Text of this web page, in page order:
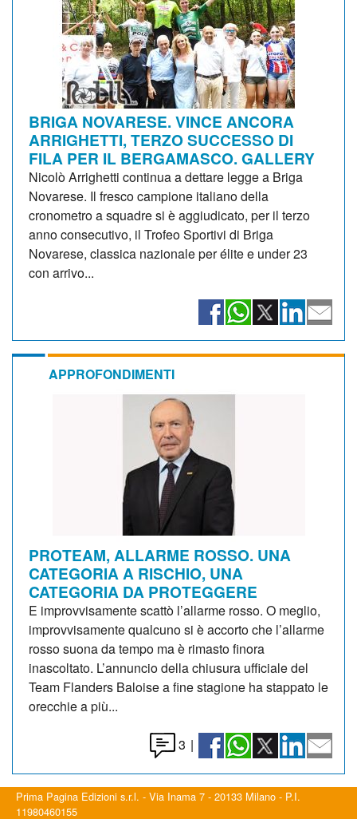
BRIGA NOVARESE. VINCE ANCORA
ARRIGHETTI, TERZO SUCCESSO DI
FILA PER IL BERGAMASCO. GALLERY
Nicolò Arrighetti continua a dettare legge a Briga
Novarese. Il fresco campione italiano della
cronometro a squadre si è aggiudicato, per il terzo
anno consecutivo, il Trofeo Sportivi di Briga
Novarese, classica nazionale per élite e under 23
con arrivo...
APPROFONDIMENTI
PROTEAM, ALLARME ROSSO. UNA
CATEGORIA A RISCHIO, UNA
CATEGORIA DA PROTEGGERE
E improvvisamente scattò l’allarme rosso. O meglio,
improvvisamente qualcuno si è accorto che l’allarme
rosso suona da tempo ma è rimasto finora
inascoltato. L’annuncio della chiusura ufficiale del
Team Flanders Baloise a fine stagione ha stappato le
orecchie a più...
3 |
Prima Pagina Edizioni s.r.l. - Via Inama 7 - 20133 Milano - P.I.
11980460155